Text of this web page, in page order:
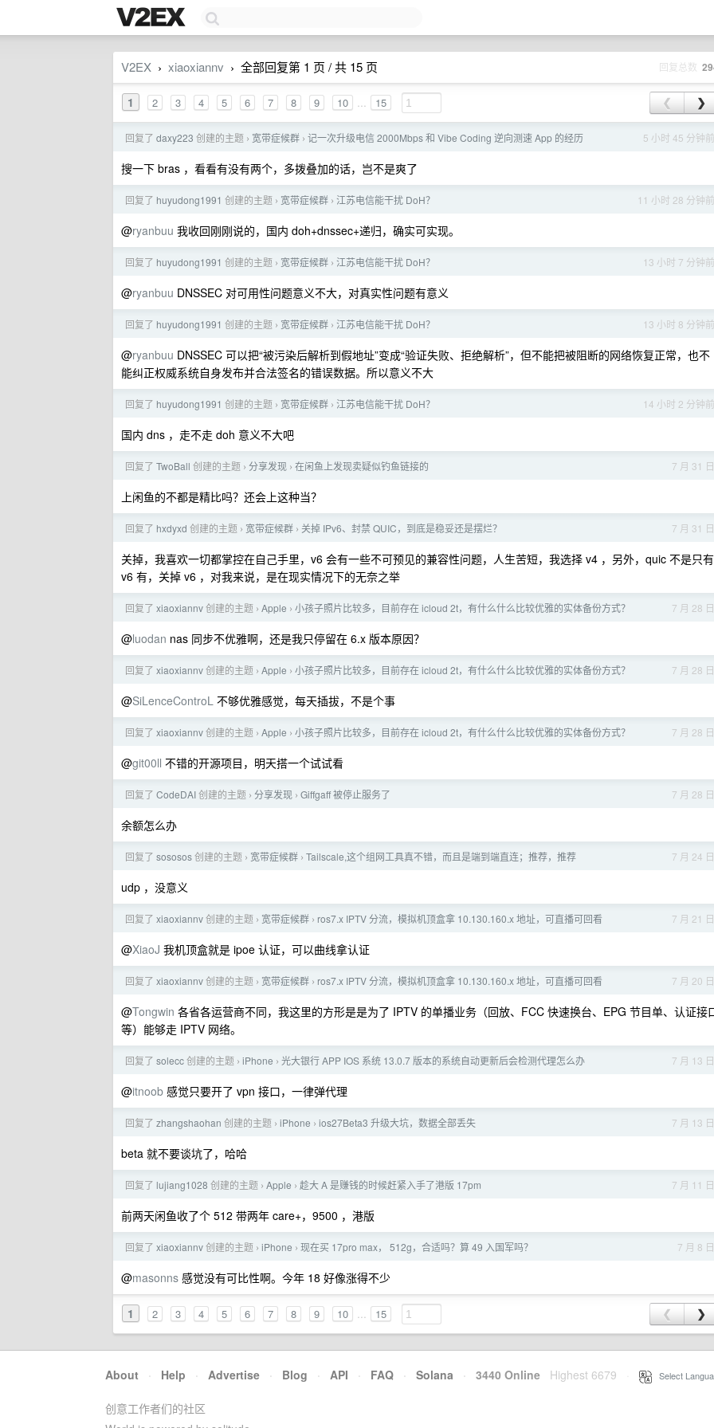
V2EX › xiaoxiannv › 全部回复第 1 页 / 共 15 页 回复总数
1 2 3 4 5 6 7 8 9 10 ... 15 ❮ ❯
5 小时 45 分钟前
回复了 daxy223 创建的主题 › 宽带症候群 › 记一次升级电信 2000Mbps 和 Vibe Coding 逆向测速 App 的经历
搜一下 bras ，看看有没有两个，多拨叠加的话，岂不是爽了
11 小时 28 分钟前
回复了 huyudong1991 创建的主题 › 宽带症候群 › 江苏电信能干扰 DoH？
@ryanbuu 我收回刚刚说的，国内 doh+dnssec+递归，确实可实现。
13 小时 7 分钟前
回复了 huyudong1991 创建的主题 › 宽带症候群 › 江苏电信能干扰 DoH？
@ryanbuu DNSSEC 对可用性问题意义不大，对真实性问题有意义
13 小时 8 分钟前
回复了 huyudong1991 创建的主题 › 宽带症候群 › 江苏电信能干扰 DoH？
@ryanbuu DNSSEC 可以把“被污染后解析到假地址”变成“验证失败、拒绝解析”，但不能把被阻断的网络恢复正常，也不
能纠正权威系统自身发布并合法签名的错误数据。所以意义不大
14 小时 2 分钟前
回复了 huyudong1991 创建的主题 › 宽带症候群 › 江苏电信能干扰 DoH？
国内 dns ，走不走 doh 意义不大吧
7 月 31 日
回复了 TwoBall 创建的主题 › 分享发现 › 在闲鱼上发现卖疑似钓鱼链接的
上闲鱼的不都是精比吗？还会上这种当？
7 月 31 日
回复了 hxdyxd 创建的主题 › 宽带症候群 › 关掉 IPv6、封禁 QUIC，到底是稳妥还是摆烂？
关掉，我喜欢一切都掌控在自己手里，v6 会有一些不可预见的兼容性问题，人生苦短，我选择 v4 ，另外，quic 不是只有
v6 有，关掉 v6 ，对我来说，是在现实情况下的无奈之举
7 月 28 日
回复了 xiaoxiannv创建的主题 › Apple › 小孩子照片比较多，目前存在 icloud 2t，有什么什么比较优雅的实体备份方式？
@luodan nas 同步不优雅啊，还是我只停留在 6.x 版本原因？
7 月 28 日
回复了 xiaoxiannv创建的主题 › Apple › 小孩子照片比较多，目前存在 icloud 2t，有什么什么比较优雅的实体备份方式？
@SiLenceControL 不够优雅感觉，每天插拔，不是个事
7 月 28 日
回复了 xiaoxiannv创建的主题 › Apple › 小孩子照片比较多，目前存在 icloud 2t，有什么什么比较优雅的实体备份方式？
@git00ll 不错的开源项目，明天搭一个试试看
7 月 28 日
回复了 CodeDAI创建的主题 › 分享发现 › Giffgaff 被停止服务了
余额怎么办
7 月 24 日
回复了 sososos创建的主题 › 宽带症候群 › Tailscale,这个组网工具真不错，而且是端到端直连；推荐，推荐
udp ，没意义
7 月 21 日
回复了 xiaoxiannv创建的主题 › 宽带症候群 › ros7.x IPTV 分流，模拟机顶盒拿 10.130.160.x 地址，可直播可回看
@XiaoJ 我机顶盒就是 ipoe 认证，可以曲线拿认证
7 月 20 日
回复了 xiaoxiannv创建的主题 › 宽带症候群 › ros7.x IPTV 分流，模拟机顶盒拿 10.130.160.x 地址，可直播可回看
@Tongwin 各省各运营商不同，我这里的方形是是为了 IPTV 的单播业务（回放、FCC 快速换台、EPG 节目单、认证接
等）能够走 IPTV 网络。
7 月 13 日
回复了 solecc创建的主题 › iPhone › 光大银行 APP IOS 系统 13.0.7 版本的系统自动更新后会检测代理怎么办
@itnoob 感觉只要开了 vpn 接口，一律弹代理
7 月 13 日
回复了 zhangshaohan 创建的主题 › iPhone › ios27Beta3 升级大坑，数据全部丢失
beta 就不要谈坑了，哈哈
7 月 11 日
回复了 lujiang1028 创建的主题 › Apple › 趁大 A 是赚钱的时候赶紧入手了港版 17pm
前两天闲鱼收了个 512 带两年 care+，9500 ，港版
7 月 8 日
回复了 xiaoxiannv创建的主题 › iPhone › 现在买 17pro max， 512g，合适吗？算 49 入国军吗？
@masonns 感觉没有可比性啊。今年 18 好像涨得不少
1 2 3 4 5 6 7 8 9 10 ... 15 ❮ ❯
About · Help · Advertise · Blog · API · FAQ · Solana · 3440 Online Highest 6679 Select
创意工作者们的社区